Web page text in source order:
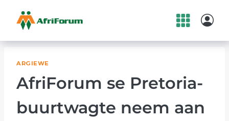
contentARGIEWE
AfriForum se Pretoria-
buurtwagte neem aan